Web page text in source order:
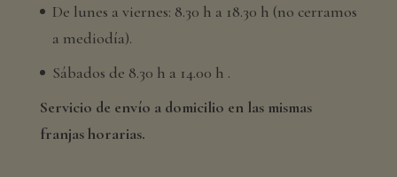
De lunes a viernes: 8.30 h a 18.30 h (no cerramos
a mediodía).
Sábados de 8.30 h a 14.00 h .
Servicio de envío a domicilio en las mismas
franjas horarias.